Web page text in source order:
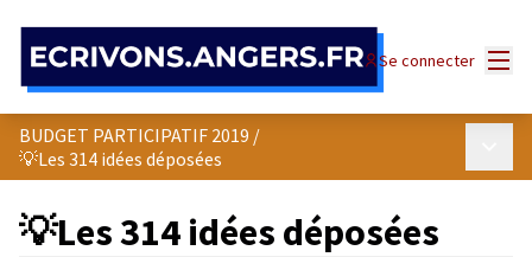
Se connecter
BUDGET PARTICIPATIF 2019 /
💡Les 314 idées déposées
💡Les 314 idées déposées